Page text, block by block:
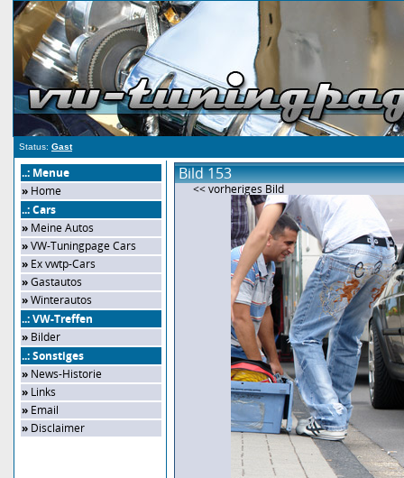
Status: Gast
..: Menue
» Home
..: Cars
» Meine Autos
»VW-Tuningpage Cars
» Ex vwtp-Cars
»Gastautos
»Winterautos
..: VW-Treffen
» Bilder
..: Sonstiges
» News-Historie
» Links
» Email
» Disclaimer
Bild 153
<< vorheriges Bild